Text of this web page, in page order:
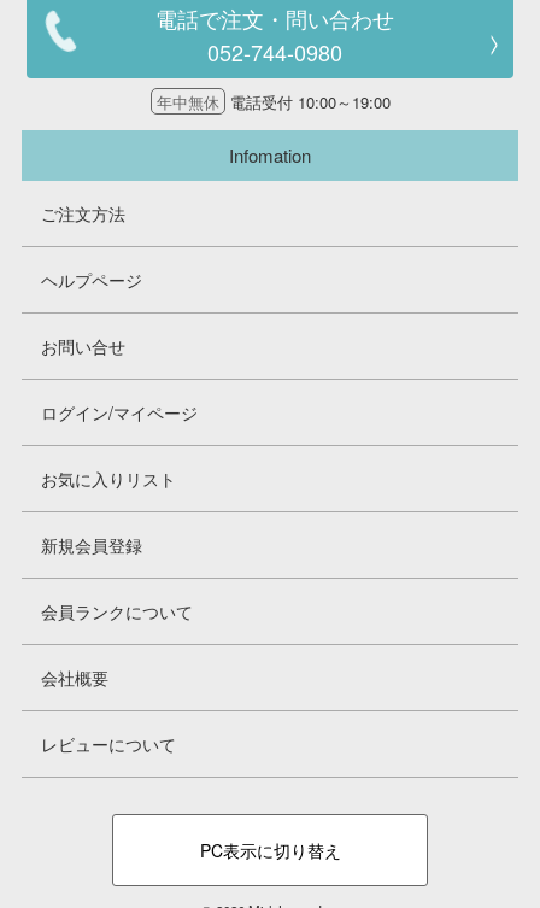
電話で注文・問い合わせ
052-744-0980
年中無休 電話受付 10:00～19:00
Infomation
ご注文方法
ヘルプページ
お問い合せ
ログイン/マイページ
お気に入りリスト
新規会員登録
会員ランクについて
会社概要
レビューについて
PC表示に切り替え